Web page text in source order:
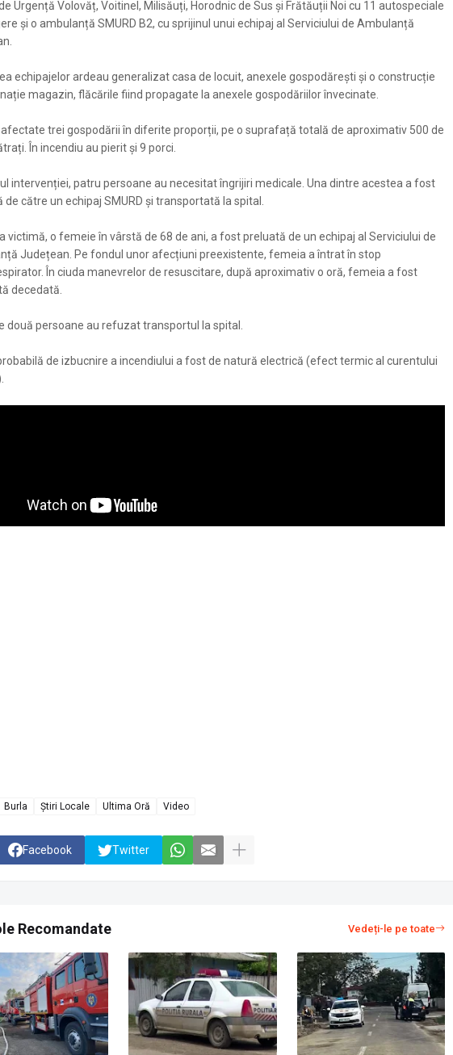
Urgență Volovăț, Voitinel, Milisăuți, Horodnic de Sus și Frătăuții Noi cu 11 autospeciale
și o ambulanță SMURD B2, cu sprijinul unui echipaj al Serviciului de Ambulanță
echipajelor ardeau generalizat casa de locuit, anexele gospodărești și o construcție
magazin, flăcările fiind propagate la anexele gospodăriilor învecinate.
trei gospodării în diferite proporții, pe o suprafață totală de aproximativ 500 de
În incendiu au pierit și 9 porci.
intervenției, patru persoane au necesitat îngrijiri medicale. Una dintre acestea a fost
de către un echipaj SMURD și transportată la spital.
victimă, o femeie în vârstă de 68 de ani, a fost preluată de un echipaj al Serviciului de
Județean. Pe fondul unor afecțiuni preexistente, femeia a întrat în stop
În ciuda manevrelor de resuscitare, după aproximativ o oră, femeia a fost
decedată.
două persoane au refuzat transportul la spital.
de izbucnire a incendiului a fost de natură electrică (efect termic al curentului
Burla Știri Locale Ultima Oră Video
Facebook Twitter
Recomandate Vedeți-le pe toate